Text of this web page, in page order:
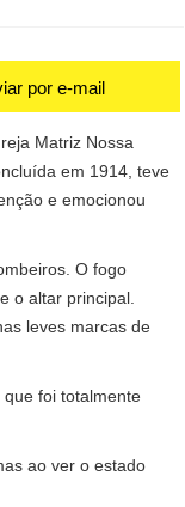
por e-mail
Matriz Nossa
em 1914, teve
e emocionou
O fogo
o altar principal.
leves marcas de
foi totalmente
ao ver o estado